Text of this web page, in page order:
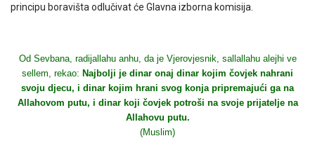
principu boravišta odlučivat će Glavna izborna komisija.
Od Sevbana, radijallahu anhu, da je Vjerovjesnik, sallallahu alejhi ve
sellem, rekao: Najbolji je dinar onaj dinar kojim čovjek nahrani
svoju djecu, i dinar kojim hrani svog konja pripremajući ga na
Allahovom putu, i dinar koji čovjek potroši na svoje prijatelje na
Allahovu putu.
(Muslim)